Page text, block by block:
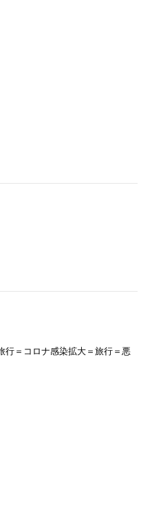
行＝コロナ感染拡大＝旅行＝悪